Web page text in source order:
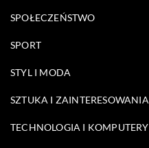
SPOŁECZEŃSTWO
SPORT
STYL I MODA
SZTUKA I ZAINTERESOWANIA
TECHNOLOGIA I KOMPUTERY